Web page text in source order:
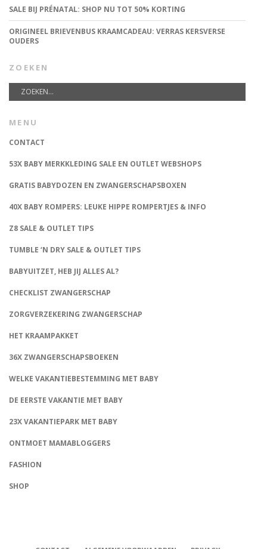
SALE BIJ PRÉNATAL: SHOP NU TOT 50% KORTING
ORIGINEEL BRIEVENBUS KRAAMCADEAU: VERRAS KERSVERSE
OUDERS
ZOEKEN
MENU
CONTACT
53X BABY MERKKLEDING SALE EN OUTLET WEBSHOPS
GRATIS BABYDOZEN EN ZWANGERSCHAPSBOXEN
40X BABY ROMPERS: LEUKE HIPPE ROMPERTJES & INFO
Z8 SALE & OUTLET TIPS
TUMBLE ‘N DRY SALE & OUTLET TIPS
BABYUITZET, HEB JIJ ALLES AL?
CHECKLIST ZWANGERSCHAP
ZORGVERZEKERING ZWANGERSCHAP
HET KRAAMPAKKET
36X ZWANGERSCHAPSBOEKEN
WELKE VAKANTIEBESTEMMING MET BABY
DE EERSTE VAKANTIE MET BABY
23X VAKANTIEPARK MET BABY
ONTMOET MAMABLOGGERS
FASHION
SHOP